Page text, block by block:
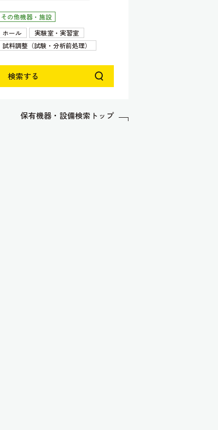
その他機器・施設
ホール
実験室・実習室
試料調整（試験・分析前処理）
検索する
保有機器・設備検索トップ